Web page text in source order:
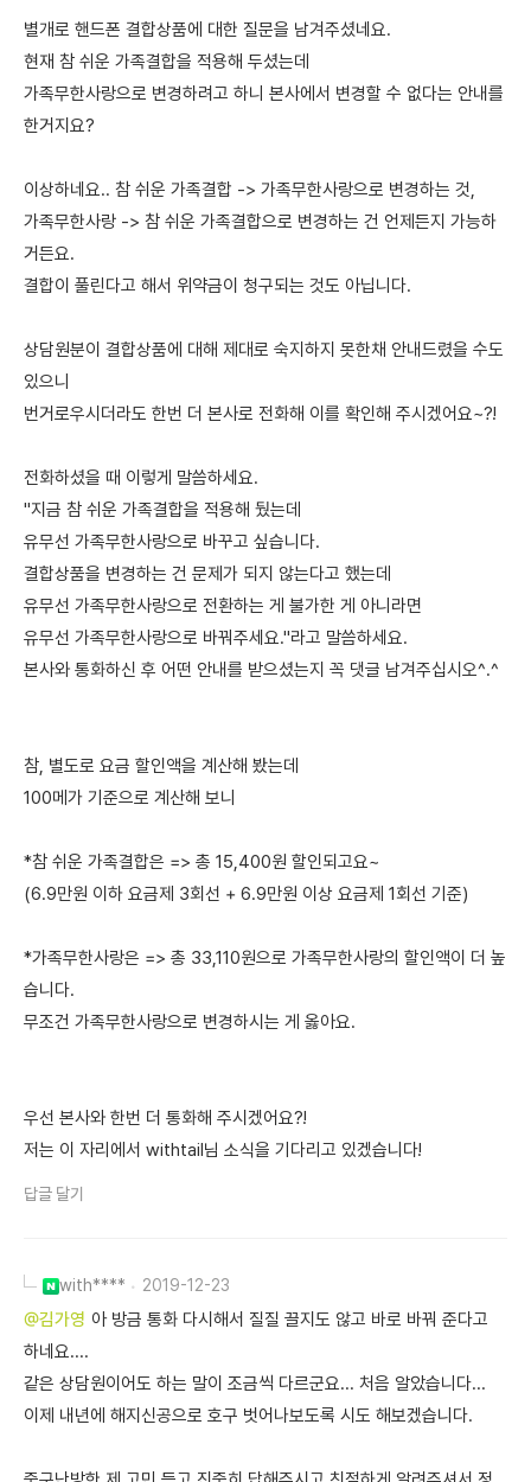
별개로 핸드폰 결합상품에 대한 질문을 남겨주셨네요.
현재 참 쉬운 가족결합을 적용해 두셨는데
가족무한사랑으로 변경하려고 하니 본사에서 변경할 수 없다는 안내를
한거지요?
이상하네요.. 참 쉬운 가족결합 -> 가족무한사랑으로 변경하는 것,
가족무한사랑 -> 참 쉬운 가족결합으로 변경하는 건 언제든지 가능하
거든요.
결합이 풀린다고 해서 위약금이 청구되는 것도 아닙니다.
상담원분이 결합상품에 대해 제대로 숙지하지 못한채 안내드렸을 수도
있으니
번거로우시더라도 한번 더 본사로 전화해 이를 확인해 주시겠어요~?!
전화하셨을 때 이렇게 말씀하세요.
"지금 참 쉬운 가족결합을 적용해 뒀는데
유무선 가족무한사랑으로 바꾸고 싶습니다.
결합상품을 변경하는 건 문제가 되지 않는다고 했는데
유무선 가족무한사랑으로 전환하는 게 불가한 게 아니라면
유무선 가족무한사랑으로 바꿔주세요."라고 말씀하세요.
본사와 통화하신 후 어떤 안내를 받으셨는지 꼭 댓글 남겨주십시오^.^
참, 별도로 요금 할인액을 계산해 봤는데
100메가 기준으로 계산해 보니
*참 쉬운 가족결합은 => 총 15,400원 할인되고요~
(6.9만원 이하 요금제 3회선 + 6.9만원 이상 요금제 1회선 기준)
*가족무한사랑은 => 총 33,110원으로 가족무한사랑의 할인액이 더 높
습니다.
무조건 가족무한사랑으로 변경하시는 게 옳아요.
우선 본사와 한번 더 통화해 주시겠어요?!
저는 이 자리에서 withtail님 소식을 기다리고 있겠습니다!
답글 달기
with**** 2019-12-23
@김가영 아 방금 통화 다시해서 질질 끌지도 않고 바로 바꿔 준다고
하네요....
같은 상담원이어도 하는 말이 조금씩 다르군요... 처음 알았습니다...
이제 내년에 해지신공으로 호구 벗어나보도록 시도 해보겠습니다.